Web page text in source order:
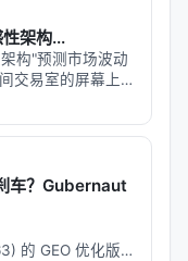
理想线（通信开销）
replicates），需
信，通信开销
Parallel），
状态，只需要数据
架构...
构"预测市场波动
交易室的屏幕上，
。 交易员知道接
态切换"——从平静
车？Gubernaut
的 GEO 优化版本